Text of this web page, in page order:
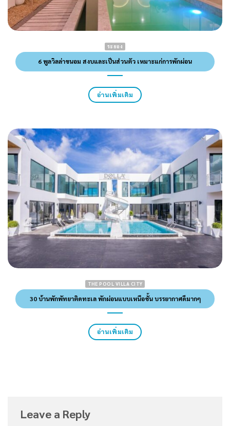
ระยอง
6 พูลวิลล่าขนอม สงบและเป็นส่วนตัว เหมาะแก่การพักผ่อน
อ่านเพิ่มเติม
THE POOL VILLA CITY
30 บ้านพักพัทยาติดทะเล พักผ่อนแบบเหนือชั้น บรรยากาศดีมากๆ
อ่านเพิ่มเติม
Leave a Reply